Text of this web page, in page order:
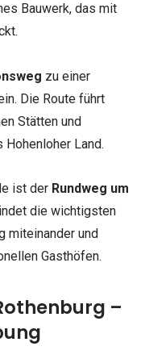
Bauwerk, das mit
zu einer
Die Route führt
Stätten und
Land.
ist der Rundweg um
die wichtigsten
miteinander und
Gasthöfen.
–